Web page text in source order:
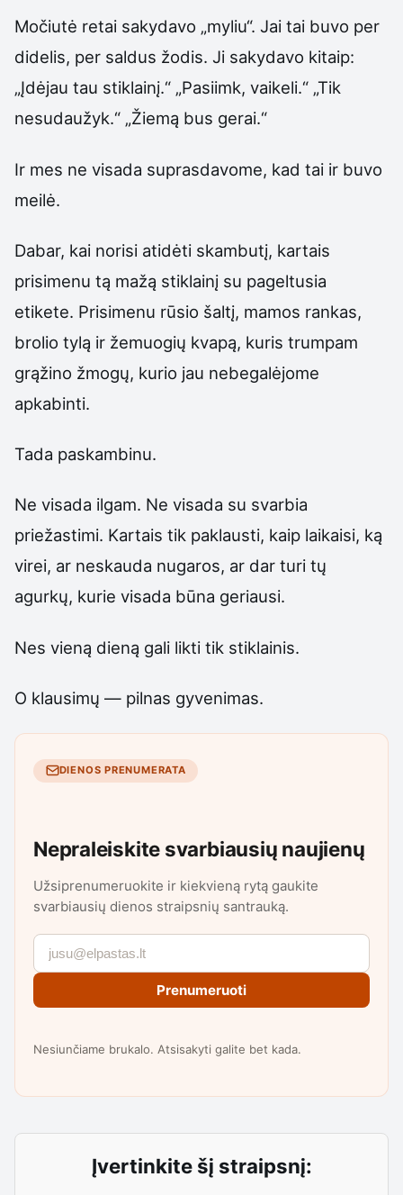
Močiutė retai sakydavo „myliu“. Jai tai buvo per
didelis, per saldus žodis. Ji sakydavo kitaip:
„Įdėjau tau stiklainį.“ „Pasiimk, vaikeli.“ „Tik
nesudaužyk.“ „Žiemą bus gerai.“
Ir mes ne visada suprasdavome, kad tai ir buvo
meilė.
Dabar, kai norisi atidėti skambutį, kartais
prisimenu tą mažą stiklainį su pageltusia
etikete. Prisimenu rūsio šaltį, mamos rankas,
brolio tylą ir žemuogių kvapą, kuris trumpam
grąžino žmogų, kurio jau nebegalėjome
apkabinti.
Tada paskambinu.
Ne visada ilgam. Ne visada su svarbia
priežastimi. Kartais tik paklausti, kaip laikaisi, ką
virei, ar neskauda nugaros, ar dar turi tų
agurkų, kurie visada būna geriausi.
Nes vieną dieną gali likti tik stiklainis.
O klausimų — pilnas gyvenimas.
DIENOS PRENUMERATA
Nepraleiskite svarbiausių naujienų
Užsiprenumeruokite ir kiekvieną rytą gaukite
svarbiausių dienos straipsnių santrauką.
Prenumeruoti
Nesiunčiame brukalo. Atsisakyti galite bet kada.
Įvertinkite šį straipsnį: